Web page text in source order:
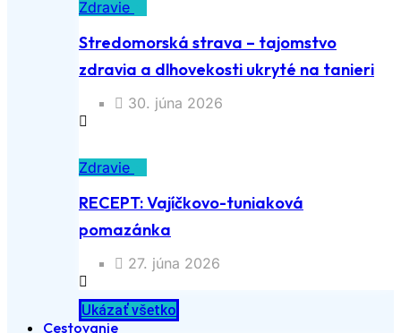
Zdravie
Stredomorská strava – tajomstvo
zdravia a dlhovekosti ukryté na tanieri
30. júna 2026
Zdravie
RECEPT: Vajíčkovo-tuniaková
pomazánka
27. júna 2026
Ukázať všetko
Cestovanie